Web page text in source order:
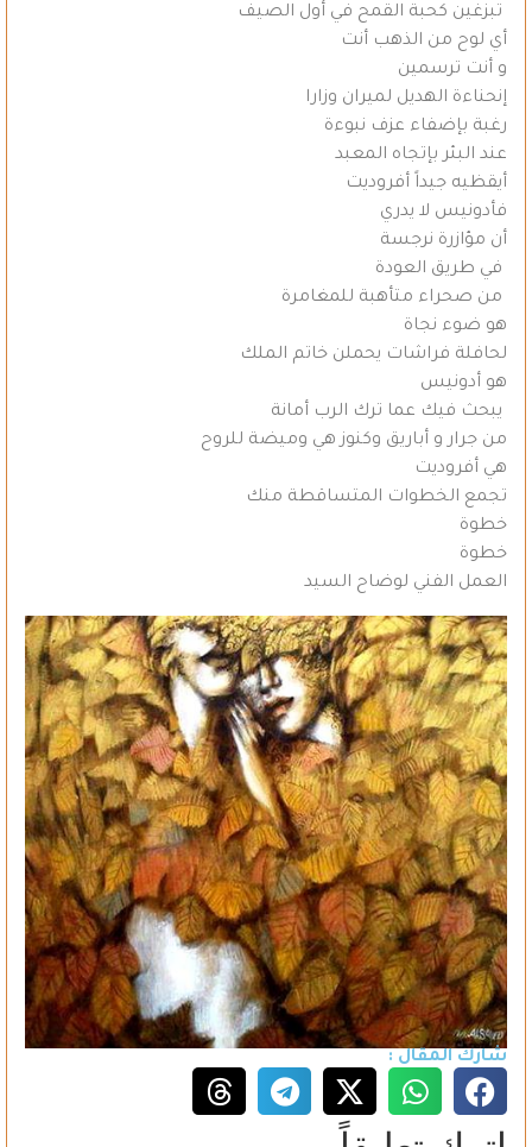
تبزغين كحبة القمح في أول الصيف
أي لوح من الذهب أنت
و أنت ترسمين
إنحناءة الهديل لميران وزارا
رغبة بإضفاء عزف نبوءة
عند البئر بإتجاه المعبد
أيقظيه جيداً أفروديت
فأدونيس لا يدري
أن مؤازرة نرجسة
في طريق العودة
من صحراء متأهبة للمغامرة
هو ضوء نجاة
لحافلة فراشات يحملن خاتم الملك
هو أدونيس
يبحث فيك عما ترك الرب أمانة
من جرار و أباريق وكنوز هي وميضة للروح
هي أفروديت
تجمع الخطوات المتساقطة منك
خطوة
خطوة
العمل الفني لوضاح السيد
شارك المقال :